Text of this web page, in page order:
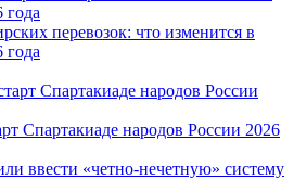
перевозок: что изменится в
года
Спартакиаде народов России 2026